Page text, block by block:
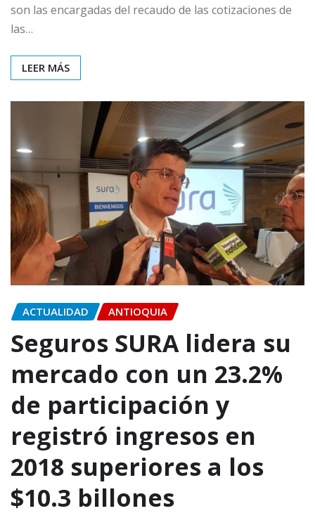
son las encargadas del recaudo de las cotizaciones de
las…
LEER MÁS
ACTUALIDAD ANTIOQUIA
Seguros SURA lidera su
mercado con un 23.2%
de participación y
registró ingresos en
2018 superiores a los
$10.3 billones